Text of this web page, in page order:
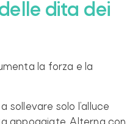
dita dei
la forza e la
sollevare solo l’alluce